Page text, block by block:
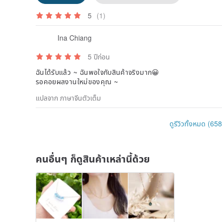
5 (1)
Ina Chiang
5 ปีก่อน
ฉันได้รับแล้ว ~ ฉันพอใจกับสินค้าจริงมาก😀
รอคอยผลงานใหม่ของคุณ ~
แปลจาก ภาษาจีนตัวเต็ม
ดูรีวิวทั้งหมด
คนอื่นๆ ก็ดูสินค้าเหล่านี้ด้วย